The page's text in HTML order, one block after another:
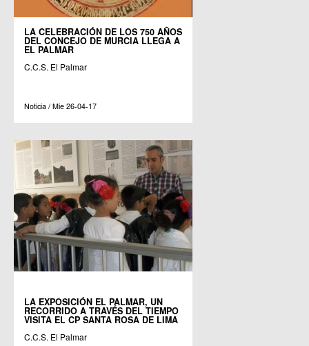
LA CELEBRACIÓN DE LOS 750 AÑOS
DEL CONCEJO DE MURCIA LLEGA A
EL PALMAR
C.C.S. El Palmar
Noticia / Mie 26-04-17
LA EXPOSICIÓN EL PALMAR, UN
RECORRIDO A TRAVÉS DEL TIEMPO
VISITA EL CP SANTA ROSA DE LIMA
C.C.S. El Palmar